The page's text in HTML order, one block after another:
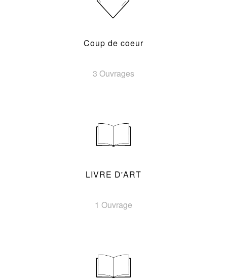
Coup de coeur
3 Ouvrages
LIVRE D'ART
1 Ouvrage